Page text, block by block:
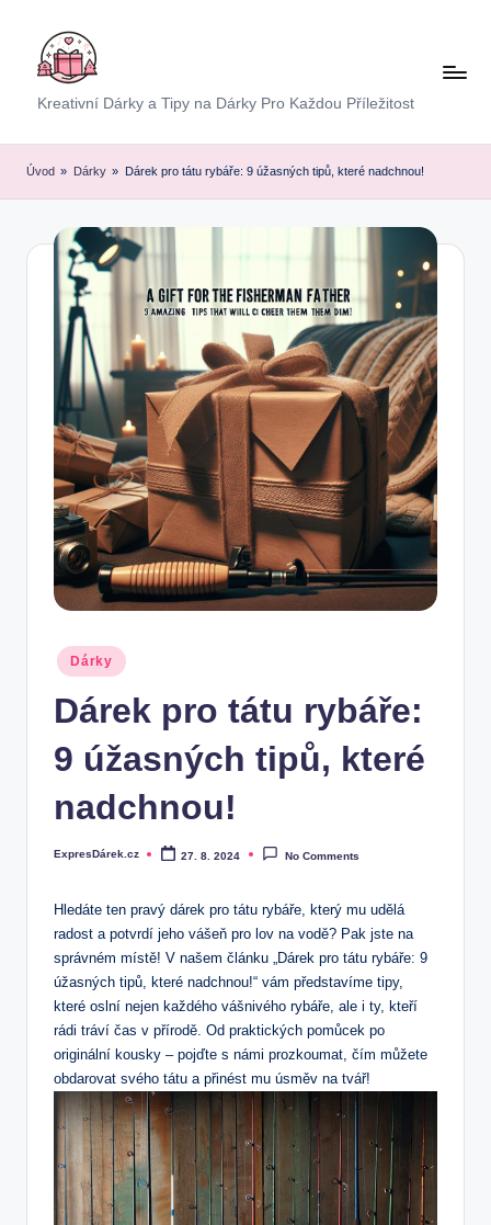
content
E
x
p
e
Kreativní Dárky a Tipy na Dárky Pro Každou Příležitost
Úvod » Dárky » Dárek pro tátu rybáře: 9 úžasných tipů, které nadchnou!
Posted
in
Dárky
Dárek pro tátu rybáře:
9 úžasných tipů, které
nadchnou!
Posted
ExpresDárek.cz 27. 8. 2024 No Comments
Hledáte ten pravý dárek pro tátu rybáře, který mu udělá
radost a potvrdí jeho vášeň pro lov na vodě? Pak jste na
správném místě! V našem článku „Dárek pro tátu rybáře: 9
úžasných tipů, které nadchnou!“ vám představíme tipy,
které oslní nejen každého vášnivého rybáře, ale i ty, kteří
rádi tráví čas v přírodě. Od praktických pomůcek po
originální kousky – pojďte s námi prozkoumat, čím můžete
obdarovat svého tátu a přinést mu úsměv na tvář!